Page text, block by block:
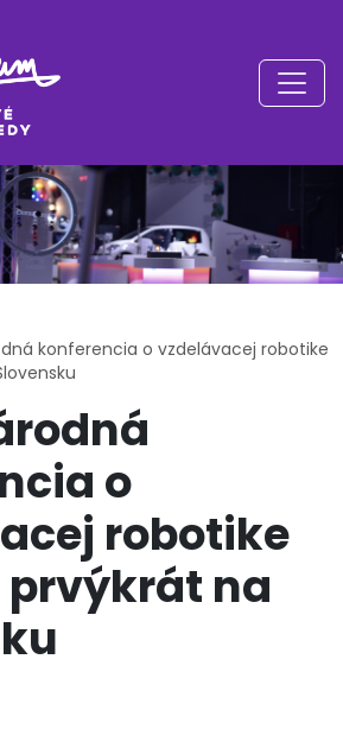
konferencia o vzdelávacej robotike
o
robotike
prvýkrát na